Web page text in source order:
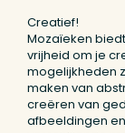
Creatief!
Mozaïeken
vrijheid om je
mogelijkheden
maken van
creëren van
afbeeldingen